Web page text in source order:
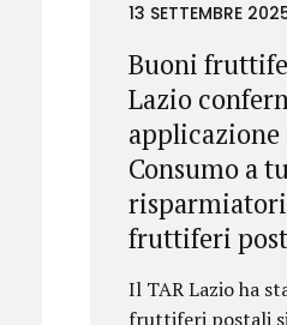
13 SETTEMBRE
Buoni
Lazio
applicazione
Consumo a
fruttiferi
Il TAR Lazio ha
fruttiferi postali